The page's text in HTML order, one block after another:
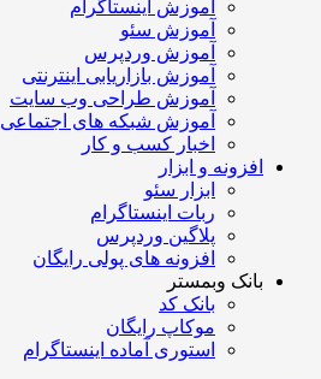
آموزش اینستاگرام
آموزش سئو
آموزش وردپرس
آموزش بازاریابی اینترنتی
آموزش طراحی وب سایت
آموزش شبکه های اجتماعی
اخبار کسب و کار
افزونه و ابزار
ابزار سئو
ربات اینستاگرام
پلاگین وردپرس
افزونه های پولی رایگان
بانک وبمستر
بانک کد
موکاپ رایگان
استوری آماده اینستاگرام